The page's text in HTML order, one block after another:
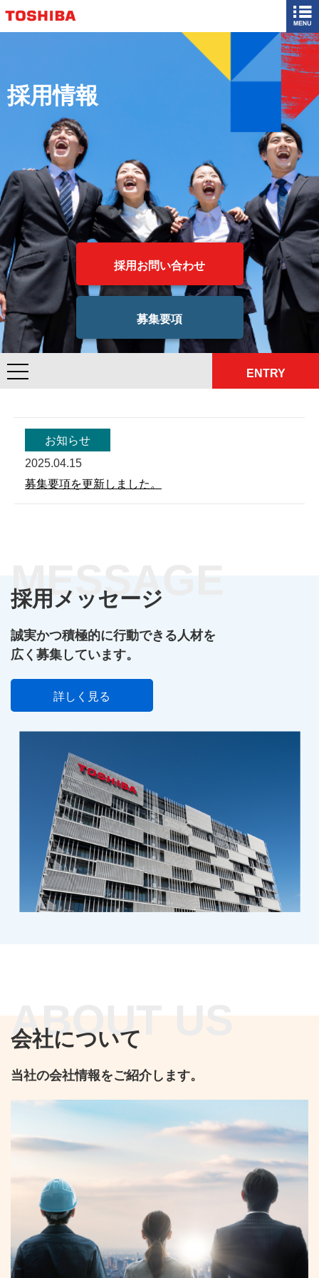
採用情報
採用お問い合わせ
募集要項
ENTRY
2025.04.15
お知らせ
募集要項を更新しました。
採用メッセージ
誠実かつ積極的に行動できる人材を
広く募集しています。
詳しく見る
会社について
当社の会社情報をご紹介します。